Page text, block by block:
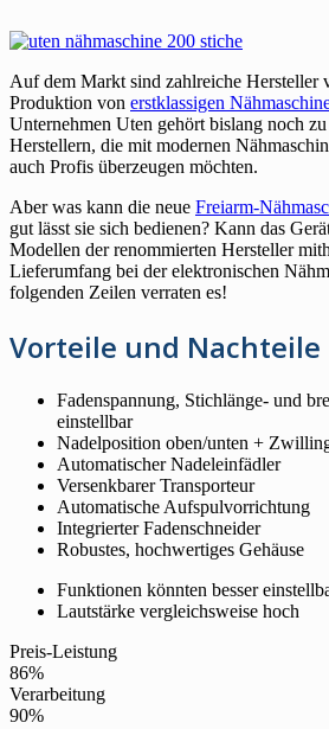
Auf dem Markt sind zahlreiche Hersteller
Produktion von erstklassigen
Unternehmen Uten gehört bislang noch
Herstellern, die mit modernen
auch Profis überzeugen möchten.
Aber was kann die neue Freiarm-
gut lässt sie sich bedienen? Kann das
Modellen der renommierten Hersteller
Lieferumfang bei der elektronischen
folgenden Zeilen verraten es!
Vorteile und Nachteile
Fadenspannung, Stichlänge- und
einstellbar
Nadelposition oben/unten +
Automatischer Nadeleinfädler
Versenkbarer Transporteur
Automatische Aufspulvorrichtung
Integrierter Fadenschneider
Robustes, hochwertiges Gehäuse
Funktionen könnten besser
Lautstärke vergleichsweise hoch
Preis-Leistung
86%
Verarbeitung
90%